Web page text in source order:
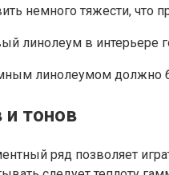
немного тяжести, что
линолеумом должно
и тонов
ряд позволяет